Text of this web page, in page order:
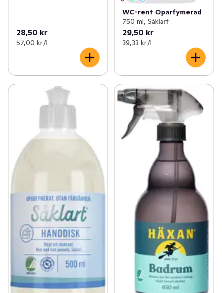
28,50 kr
57,00 kr /l
WC-rent Oparfymerad
750 ml, Såklart
29,50 kr
39,33 kr /l